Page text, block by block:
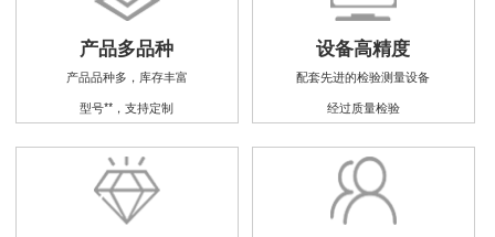
产品多品种
产品品种多，库存丰富
型号**，支持定制
设备高精度
配套先进的检验测量设备
经过质量检验